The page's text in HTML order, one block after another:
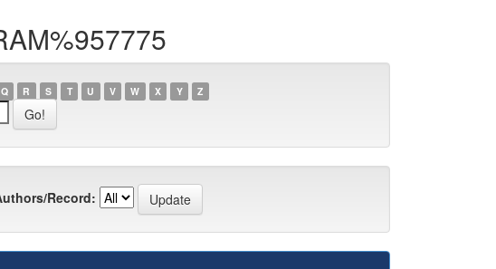
Q R S T U V W X Y Z
Record: